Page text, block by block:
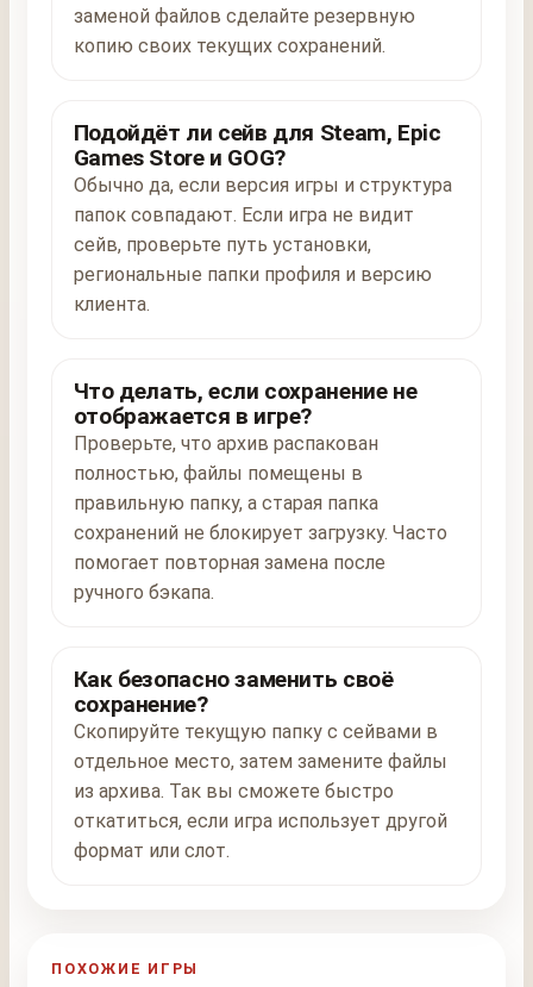
заменой файлов сделайте резервную
копию своих текущих сохранений.
Подойдёт ли сейв для Steam, Epic
Games Store и GOG?
Обычно да, если версия игры и структура
папок совпадают. Если игра не видит
сейв, проверьте путь установки,
региональные папки профиля и версию
клиента.
Что делать, если сохранение не
отображается в игре?
Проверьте, что архив распакован
полностью, файлы помещены в
правильную папку, а старая папка
сохранений не блокирует загрузку. Часто
помогает повторная замена после
ручного бэкапа.
Как безопасно заменить своё
сохранение?
Скопируйте текущую папку с сейвами в
отдельное место, затем замените файлы
из архива. Так вы сможете быстро
откатиться, если игра использует другой
формат или слот.
ПОХОЖИЕ ИГРЫ